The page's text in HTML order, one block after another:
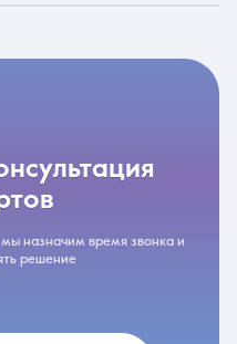
назначим время звонка и
решение